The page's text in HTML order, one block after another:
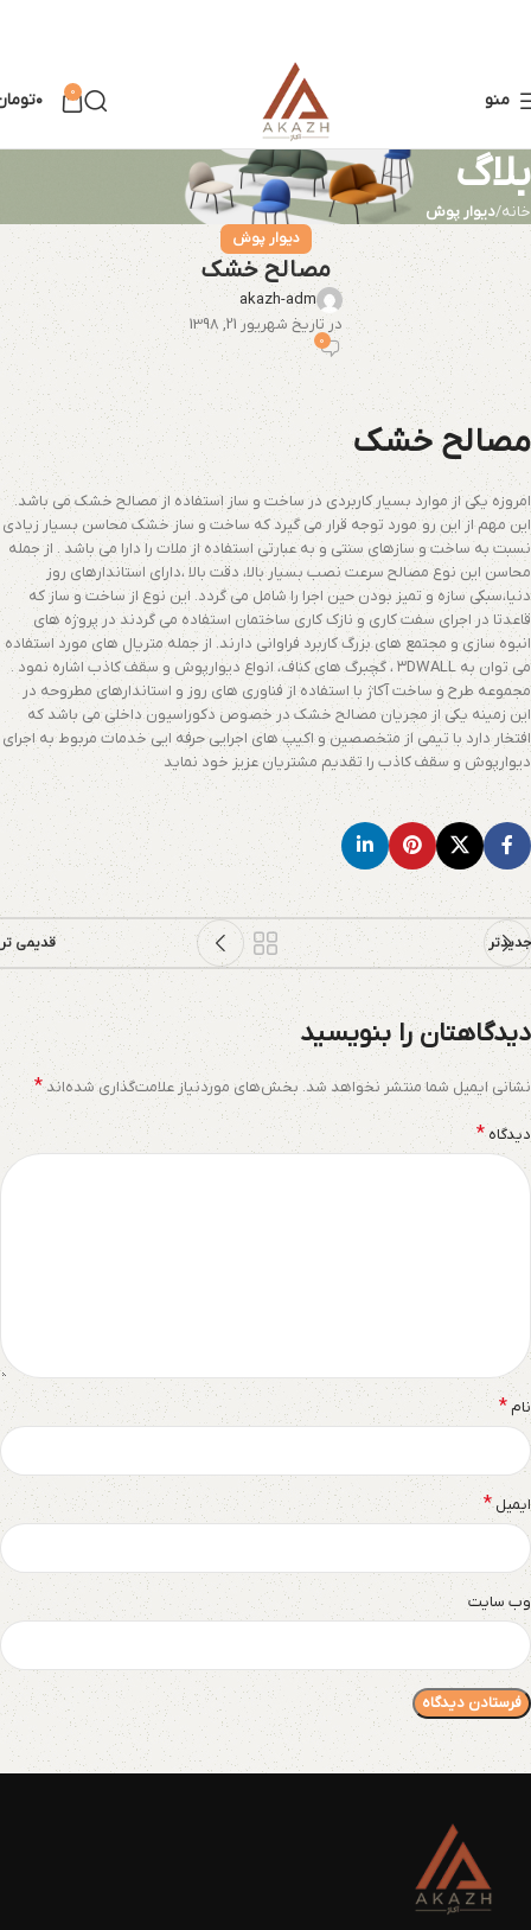
منو 0 ۰
بلاگ
خانه دیوار پوش
دیوار پوش
مصالح خشک
akazh-adm
در تاریخ شهریور 21, 1398
0
مصالح خشک
امروزه یکی از موارد بسیار کاربردی در ساخت و ساز استفاده از مصالح خشک می باشد.
این مهم از این رو مورد توجه قرار می گیرد که ساخت و ساز خشک محاسن بسیار زیادی
نسبت به ساخت و سازهای سنتی و به عبارتی استفاده از ملات را دارا می باشد . از جمله
محاسن این نوع مصالح سرعت نصب بسیار بالا، دقت بالا ،دارای استاندارهای روز
دنیا،سبکی سازه و تمیز بودن حین اجرا را شامل می گردد. این نوع از ساخت و ساز که
قاعدتا در اجرای سفت کاری و نازک کاری ساختمان استفاده می گردند در پروژه های
انبوه سازی و مجتمع های بزرگ کاربرد فراوانی دارند. از جمله متریال های مورد استفاده
می توان به ۳DWALL ، گچبرگ های کناف، انواع دیوارپوش و سقف کاذب اشاره نمود .
مجموعه طرح و ساخت آکاژ با استفاده از فناوری های روز و استاندارهای مطروحه در
این زمینه یکی از مجریان مصالح خشک در خصوص دکوراسیون داخلی می باشد که
افتخار دارد با تیمی از متخصصین و اکیپ های اجرایی حرفه ایی خدمات مربوط به اجرای
دیوارپوش و سقف کاذب را تقدیم مشتریان عزیز خود نماید
جدیدتر قدیمی تر
دیدگاهتان را بنویسید
نشانی ایمیل شما منتشر نخواهد شد. بخش‌های موردنیاز علامت‌گذاری شده‌اند*
دیدگاه*
نام*
ایمیل*
وب‌ سایت